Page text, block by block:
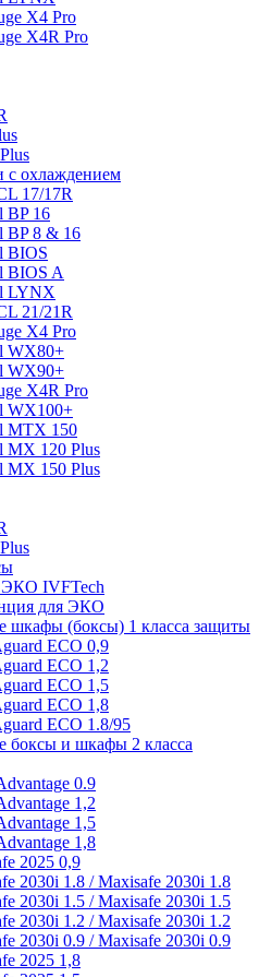
X4 Pro
X4R Pro
с охлаждением
17/17R
BP 16
BP 8 & 16
BIOS
BIOS A
LYNX
21/21R
X4 Pro
WX80+
WX90+
X4R Pro
WX100+
МТХ 150
МХ 120 Plus
МХ 150 Plus
IVFTech
для ЭКО
шкафы (боксы) 1 класса защиты
ECO 0,9
ECO 1,2
ECO 1,5
ECO 1,8
ECO 1.8/95
боксы и шкафы 2 класса
0.9
1,2
1,5
1,8
2025 0,9
2030i 1.8 / Maxisafe 2030i 1.8
2030i 1.5 / Maxisafe 2030i 1.5
2030i 1.2 / Maxisafe 2030i 1.2
2030i 0.9 / Maxisafe 2030i 0.9
2025 1,8